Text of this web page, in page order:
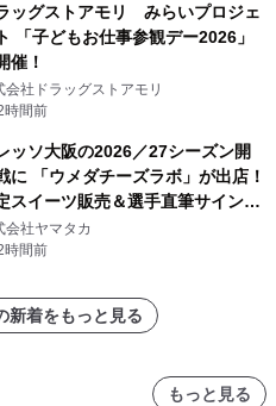
ッグストアモリ みらいプロジェ
「子どもお仕事参観デー2026」
催！
会社ドラッグストアモリ
時間前
ッソ大阪の2026／27シーズン開
に 「ウメダチーズラボ」が出店！
スイーツ販売＆選手直筆サイング
が当たる抽選会を 8月8日に開催
会社ヤマタカ
時間前
新着をもっと見る
もっと見る